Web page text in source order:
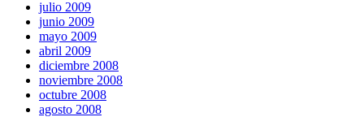
julio 2009
junio 2009
mayo 2009
abril 2009
diciembre 2008
noviembre 2008
octubre 2008
agosto 2008